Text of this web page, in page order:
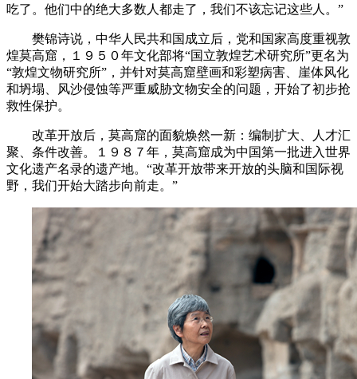
吃了。他们中的绝大多数人都走了，我们不该忘记这些人。”
樊锦诗说，中华人民共和国成立后，党和国家高度重视敦
煌莫高窟，１９５０年文化部将“国立敦煌艺术研究所”更名为
“敦煌文物研究所”，并针对莫高窟壁画和彩塑病害、崖体风化
和坍塌、风沙侵蚀等严重威胁文物安全的问题，开始了初步抢
救性保护。
改革开放后，莫高窟的面貌焕然一新：编制扩大、人才汇
聚、条件改善。１９８７年，莫高窟成为中国第一批进入世界
文化遗产名录的遗产地。“改革开放带来开放的头脑和国际视
野，我们开始大踏步向前走。”